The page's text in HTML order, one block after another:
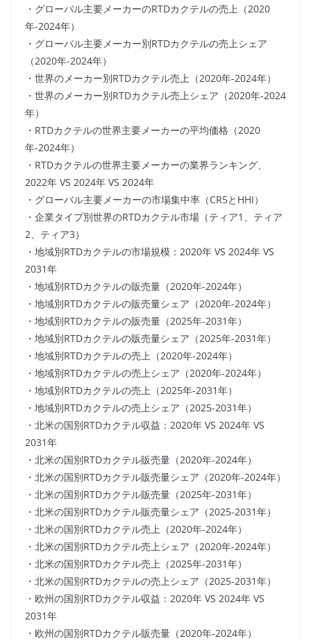
・グローバル主要メーカーのRTDカクテルの売上（2020
年-2024年）
・グローバル主要メーカー別RTDカクテルの売上シェア
（2020年-2024年）
・世界のメーカー別RTDカクテル売上（2020年-2024年）
・世界のメーカー別RTDカクテル売上シェア（2020年-2024
年）
・RTDカクテルの世界主要メーカーの平均価格（2020
年-2024年）
・RTDカクテルの世界主要メーカーの業界ランキング、
2022年 VS 2024年 VS 2024年
・グローバル主要メーカーの市場集中率（CR5とHHI）
・企業タイプ別世界のRTDカクテル市場（ティア1、ティア
2、ティア3）
・地域別RTDカクテルの市場規模：2020年 VS 2024年 VS
2031年
・地域別RTDカクテルの販売量（2020年-2024年）
・地域別RTDカクテルの販売量シェア（2020年-2024年）
・地域別RTDカクテルの販売量（2025年-2031年）
・地域別RTDカクテルの販売量シェア（2025年-2031年）
・地域別RTDカクテルの売上（2020年-2024年）
・地域別RTDカクテルの売上シェア（2020年-2024年）
・地域別RTDカクテルの売上（2025年-2031年）
・地域別RTDカクテルの売上シェア（2025-2031年）
・北米の国別RTDカクテル収益：2020年 VS 2024年 VS
2031年
・北米の国別RTDカクテル販売量（2020年-2024年）
・北米の国別RTDカクテル販売量シェア（2020年-2024年）
・北米の国別RTDカクテル販売量（2025年-2031年）
・北米の国別RTDカクテル販売量シェア（2025-2031年）
・北米の国別RTDカクテル売上（2020年-2024年）
・北米の国別RTDカクテル売上シェア（2020年-2024年）
・北米の国別RTDカクテル売上（2025年-2031年）
・北米の国別RTDカクテルの売上シェア（2025-2031年）
・欧州の国別RTDカクテル収益：2020年 VS 2024年 VS
2031年
・欧州の国別RTDカクテル販売量（2020年-2024年）